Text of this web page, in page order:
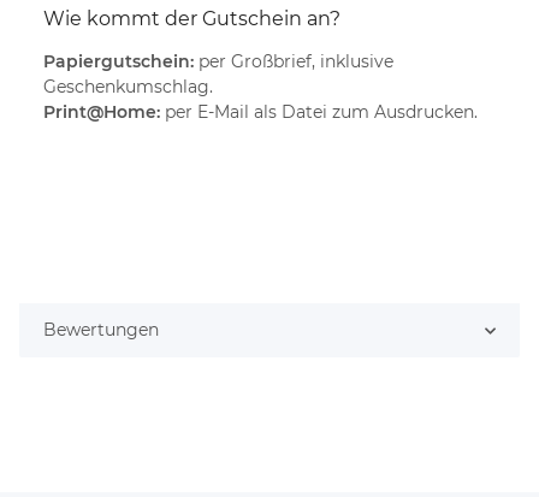
Wie kommt der Gutschein an?
Papiergutschein: per Großbrief, inklusive
Geschenkumschlag.
Print@Home: per E-Mail als Datei zum Ausdrucken.
Bewertungen